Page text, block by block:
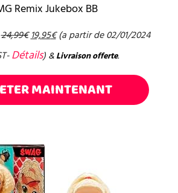
Remix Jukebox BB
24,99€19,95€(a partir de 02/01/2024
Détails) & Livraison offerte.
MAINTENANT